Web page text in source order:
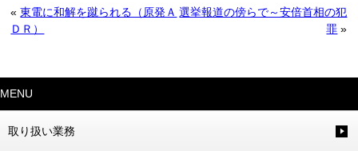
«東電に和解を蹴られる（原発Ａ
ＤＲ）
選挙報道の傍らで～安倍首相の犯
罪 »
MENU
取り扱い業務